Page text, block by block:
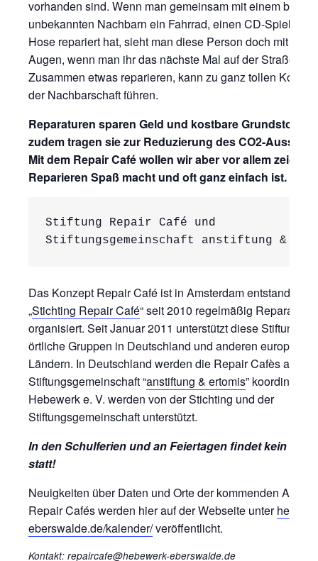
vorhanden sind. Wenn man gemeinsam mit einem bis
unbekannten Nachbarn ein Fahrrad, einen CD-Spieler
Hose repariert hat, sieht man diese Person doch mit
Augen, wenn man ihr das nächste Mal auf der Straße
Zusammen etwas reparieren, kann zu ganz tollen
der Nachbarschaft führen.
Reparaturen sparen Geld und kostbare Grundstoffe
zudem tragen sie zur Reduzierung des CO2-
Mit dem Repair Café wollen wir aber vor allem zeigen,
Reparieren Spaß macht und oft ganz einfach ist.
Stiftung Repair Café und
Stiftungsgemeinschaft anstiftung &
Das Konzept Repair Café ist in Amsterdam entstanden,
„Stichting Repair Café“ seit 2010 regelmäßig
organisiert. Seit Januar 2011 unterstützt diese Stiftung
örtliche Gruppen in Deutschland und anderen
Ländern. In Deutschland werden die Repair Cafès auch
Stiftungsgemeinschaft “anstiftung & ertomis” koordiniert.
Hebewerk e. V. werden von der Stichting und der
Stiftungsgemeinschaft unterstützt.
In den Schulferien und an Feiertagen findet kein
statt!
Neuigkeiten über Daten und Orte der kommenden
Repair Cafés werden hier auf der Webseite unter
eberswalde.de/kalender/veröffentlicht.
Kontakt: repaircafe@hebewerk-eberswalde.de